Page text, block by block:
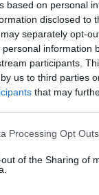
based on personal
disclosed to
separately opt-
information
participants.
us to third parties
that may
Processing Opt Outs
of the Sharing of